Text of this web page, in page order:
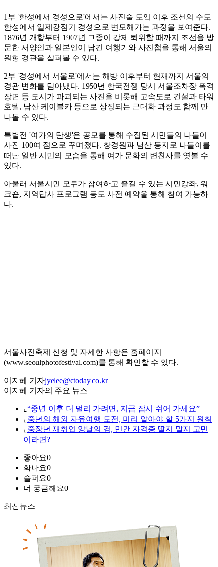
1부 '한성에서 경성으로'에서는 사진술 도입 이후 조선의 수도
한성에서 일제강점기 경성으로 변모해가는 과정을 보여준다.
1876년 개항부터 1907년 고종이 강제 퇴위할 때까지 조선을 방
문한 서양인과 일본인이 남긴 여행기와 사진첩을 통해 서울의
원형 경관을 살펴볼 수 있다.
2부 '경성에서 서울로'에서는 해방 이후부터 현재까지 서울의
경관 변화를 담아냈다. 1950년 한국전쟁 당시 서울조차장 폭격
장면 등 도시가 파괴되는 사진을 비롯해 고속도로 건설과 타워
호텔, 남산 케이블카 등으로 상징되는 근대화 과정도 함께 만
나볼 수 있다.
특별전 '여가의 탄생'은 공모를 통해 수집된 시민들의 나들이
사진 100여 점으로 꾸며졌다. 창경원과 남산 등지로 나들이를
떠난 일반 시민의 모습을 통해 여가 문화의 변천사를 엿볼 수
있다.
아울러 서울시민 모두가 참여하고 즐길 수 있는 시민강좌, 워
크숍, 지역답사 프로그램 등도 사전 예약을 통해 참여 가능하
다.
서울사진축제 신청 및 자세한 사항은 홈페이지
(www.seoulphotofestival.com)를 통해 확인할 수 있다.
이지혜 기자jyelee@etoday.co.kr
이지혜 기자의 주요 뉴스
⌞ “중년 이후 더 멀리 가려면, 지금 잠시 쉬어 가세요”
⌞ 중년의 해외 자유여행 도전, 미리 알아야 할 5가지 원칙
⌞ 중장년 재취업 양날의 검, 민간 자격증 딸지 말지 고민
이라면?
좋아요0
화나요0
슬퍼요0
더 궁금해요0
최신뉴스